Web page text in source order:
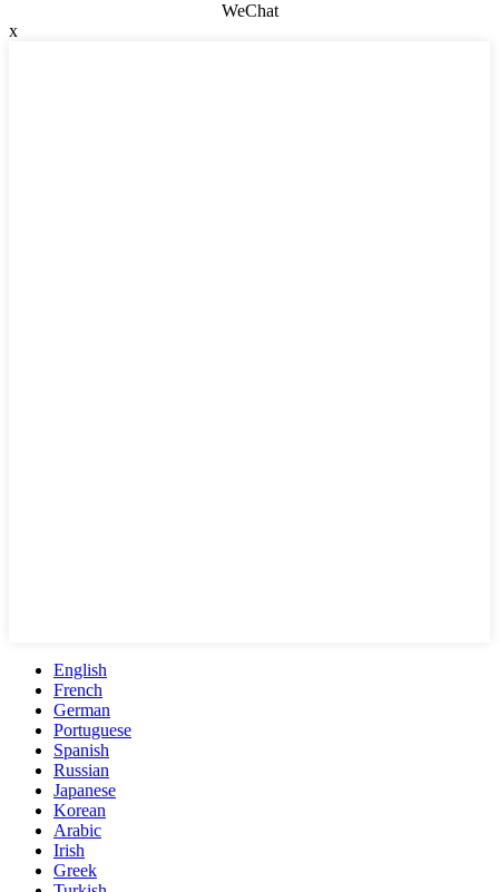
WeChat
x
English
French
German
Portuguese
Spanish
Russian
Japanese
Korean
Arabic
Irish
Greek